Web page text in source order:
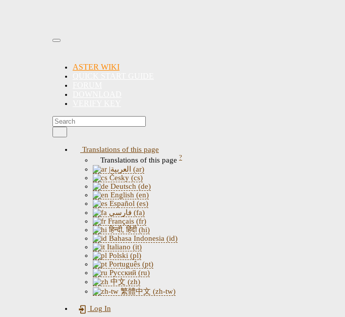
ASTER WIKI
Translations of this page
Translations of this page ?
|العربية (ar)
Česky (cs)
Deutsch (de)
English (en)
Español (es)
فارسی (fa)
Français (fr)
हिन्दी, हिंदी (hi)
Bahasa Indonesia (id)
Italiano (it)
Polski (pl)
Português (pt)
Русский (ru)
中文 (zh)
繁體中文 (zh-tw)
Log In